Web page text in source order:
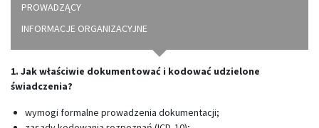
PROWADZĄCY
INFORMACJE ORGANIZACYJNE
1. Jak właściwie dokumentować i kodować udzielone
świadczenia?
wymogi formalne prowadzenia dokumentacji;